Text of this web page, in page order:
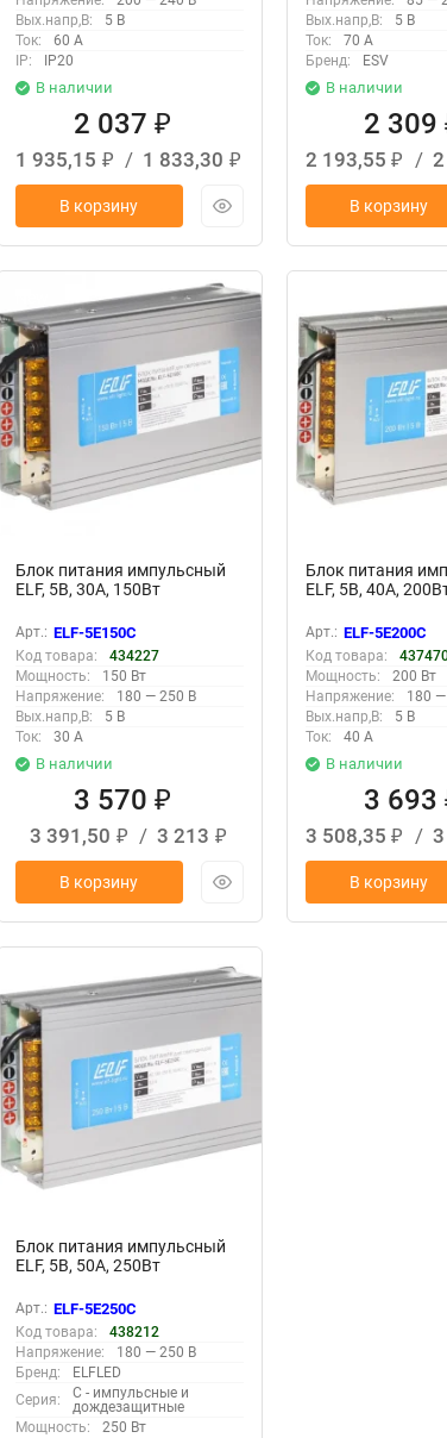
Вых.напр,В:
5 В
Ток:
60 А
IP:
IP20
В наличии
2 037₽
1 935,15 ₽ / 1 833,30 ₽
В корзину
Вых.напр,В:
5 В
Ток:
70 А
Бренд:
ESV
В наличии
2 309
2 193,55 ₽ /
В корзину
Блок питания импульсный
ELF, 5В, 30A, 150Вт
Арт.: ELF-5E150C
Код товара:
434227
Мощность:
150 Вт
Напряжение:
180 — 250 В
Вых.напр,В:
5 В
Ток:
30 А
В наличии
3 570₽
3 391,50 ₽ /3 213 ₽
В корзину
Блок питания
ELF, 5В, 40A,
Арт.: ELF-5E200C
Код товара:
Мощность:
200 Вт
Напряжение:
180
Вых.напр,В:
5 В
Ток:
40 А
В наличии
3 693
3 508,35 ₽ /
В корзину
Блок питания импульсный
ELF, 5В, 50A, 250Вт
Арт.: ELF-5E250C
Код товара:
438212
Напряжение:
180 — 250 В
Бренд:
ELFLED
Серия:
C - импульсные и
дождезащитные
Мощность:
250 Вт